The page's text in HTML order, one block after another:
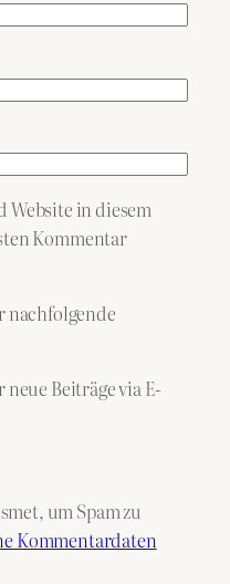
Website in diesem
Kommentar
nachfolgende
Beiträge via E-
um Spam zu
Kommentardaten